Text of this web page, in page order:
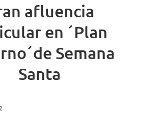
afluencia
en ´Plan
Semana
Santa